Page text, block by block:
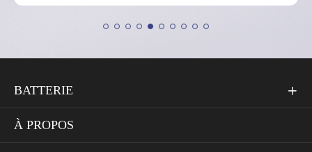
BATTERIE 
À PROPOS